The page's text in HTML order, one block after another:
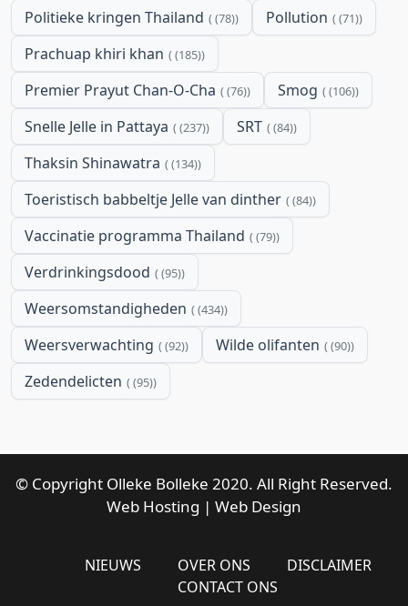
Politieke kringen Thailand (78) Pollution (71)
Prachuap khiri khan (185)
Premier Prayut Chan-O-Cha (76) Smog (106)
Snelle Jelle in Pattaya (237) SRT (84)
Thaksin Shinawatra (134)
Toeristisch babbeltje Jelle van dinther (84)
Vaccinatie programma Thailand (79)
Verdrinkingsdood (95)
Weersomstandigheden (434)
Weersverwachting (92) Wilde olifanten (90)
Zedendelicten (95)
© Copyright Olleke Bolleke 2020. All Right Reserved.
Web Hosting | Web Design
NIEUWS OVER ONS
DISCLAIMER
CONTACT ONS